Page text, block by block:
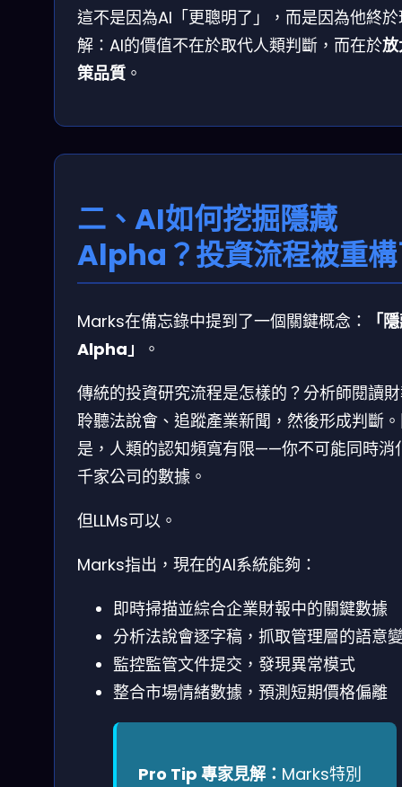
這不是因為AI「更聰明了」，而是因為他終
解：AI的價值不在於取代人類判斷，而在於
策品質 。
二、AI如何挖掘隱藏
Alpha？投資流程被重
Marks在備忘錄中提到了一個關鍵概念：
「
Alpha」
。
傳統的投資研究流程是怎樣的？分析師閱讀
聆聽法說會、追蹤產業新聞，然後形成判斷
是，人類的認知頻寬有限——你不可能同時消
千家公司的數據。
但LLMs可以。
Marks指出，現在的AI系統能夠：
即時掃描並綜合企業財報中的關鍵數據
分析法說會逐字稿，抓取管理層的語意
監控監管文件提交，發現異常模式
整合市場情緒數據，預測短期價格偏離
Pro Tip 專家見解： Marks特別